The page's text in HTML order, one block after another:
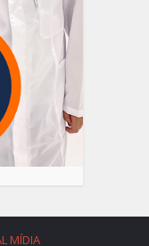
MÍDIA